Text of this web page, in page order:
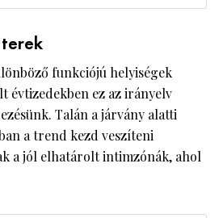
funkciójú helyiségek
évtizedekben ez az irányelv
Talán a járvány alatti
a trend kezd veszíteni
a jól elhatárolt intimzónák, ahol